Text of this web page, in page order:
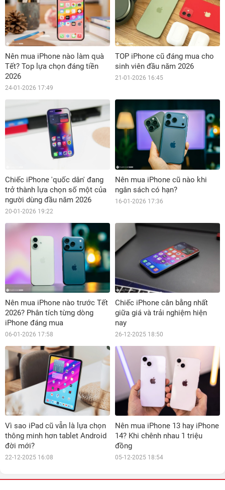
Nên mua iPhone nào làm quà
Tết? Top lựa chọn đáng tiền
2026
24-01-2026 17:49
TOP iPhone cũ đáng mua cho
sinh viên đầu năm 2026
21-01-2026 16:45
Chiếc iPhone 'quốc dân' đang
trở thành lựa chọn số một của
người dùng đầu năm 2026
20-01-2026 19:22
Nên mua iPhone cũ nào khi
ngân sách có hạn?
16-01-2026 17:36
Nên mua iPhone nào trước Tết
2026? Phân tích từng dòng
iPhone đáng mua
06-01-2026 17:58
Chiếc iPhone cân bằng nhất
giữa giá và trải nghiệm hiện
nay
26-12-2025 18:50
Vì sao iPad cũ vẫn là lựa chọn
thông minh hơn tablet Android
đời mới?
22-12-2025 16:08
Nên mua iPhone 13 hay iPhone
14? Khi chênh nhau 1 triệu
đồng
05-12-2025 18:54